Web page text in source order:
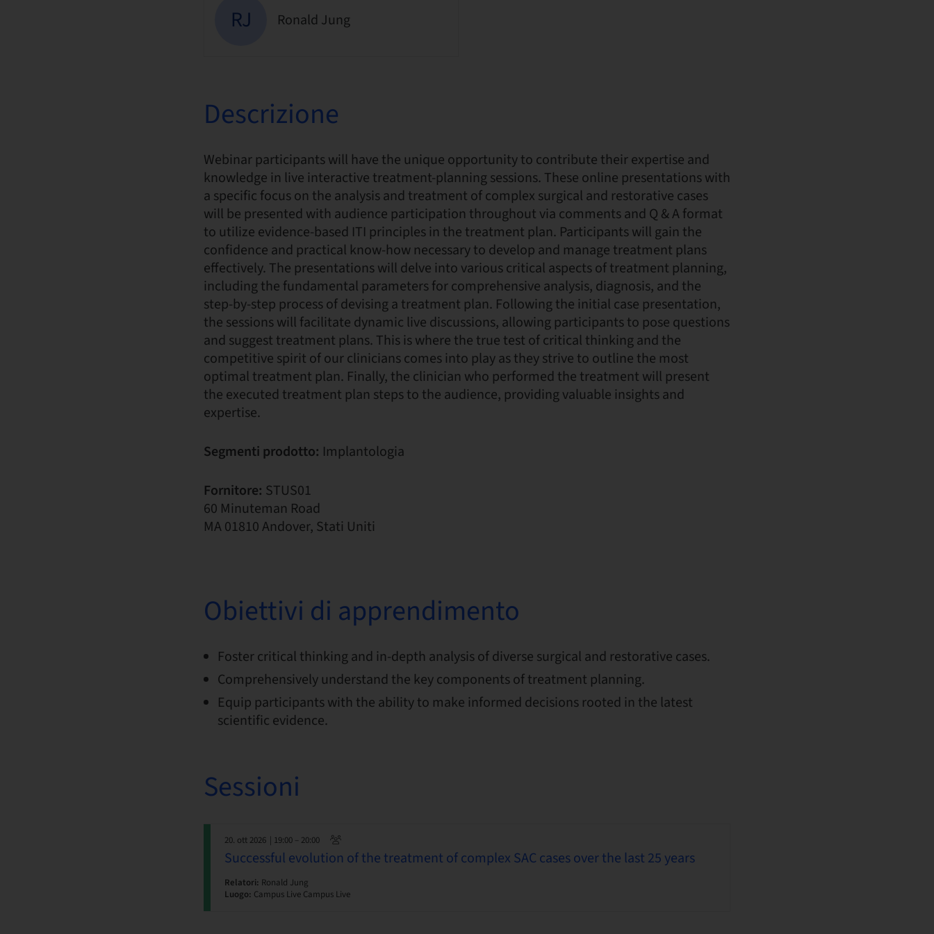
RJ Ronald Jung
Descrizione
Webinar participants will have the unique opportunity to contribute their expertise and
knowledge in live interactive treatment-planning sessions. These online presentations with
a specific focus on the analysis and treatment of complex surgical and restorative cases
will be presented with audience participation throughout via comments and Q & A format
to utilize evidence-based ITI principles in the treatment plan. Participants will gain the
confidence and practical know-how necessary to develop and manage treatment plans
effectively. The presentations will delve into various critical aspects of treatment planning,
including the fundamental parameters for comprehensive analysis, diagnosis, and the
step-by-step process of devising a treatment plan. Following the initial case presentation,
the sessions will facilitate dynamic live discussions, allowing participants to pose questions
and suggest treatment plans. This is where the true test of critical thinking and the
competitive spirit of our clinicians comes into play as they strive to outline the most
optimal treatment plan. Finally, the clinician who performed the treatment will present
the executed treatment plan steps to the audience, providing valuable insights and
expertise.
Segmenti prodotto: Implantologia
Fornitore: STUS01
60 Minuteman Road
MA 01810 Andover, Stati Uniti
Obiettivi di apprendimento
Foster critical thinking and in-depth analysis of diverse surgical and restorative cases.
Comprehensively understand the key components of treatment planning.
Equip participants with the ability to make informed decisions rooted in the latest
scientific evidence.
Sessioni
20. ott 2026 | 19:00 – 20:00
Successful evolution of the treatment of complex SAC cases over the last 25 years
Relatori: Ronald Jung
Luogo: Campus Live Campus Live